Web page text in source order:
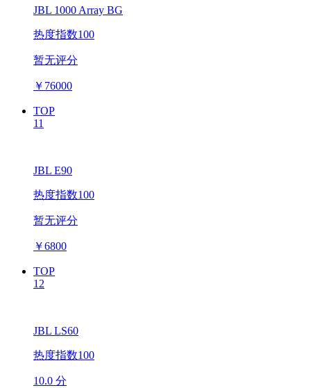
JBL 1000 Array BG
热度指数100
暂无评分
￥ 76000
TOP
11
JBL E90
热度指数100
暂无评分
￥6800
TOP
12
JBL LS60
热度指数100
10.0 分